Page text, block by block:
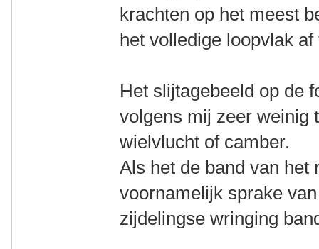
krachten op het meest
het volledige loopvlak
Het slijtagebeeld op de
volgens mij zeer weinig
wielvlucht of camber.
Als het de band van
voornamelijk sprake
zijdelingse wringing